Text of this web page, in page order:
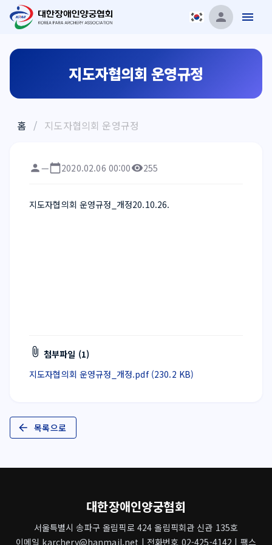
지도자협의회 운영규정
홈 / 지도자협의회 운영규정
— 2020.02.06 00:00 255
지도자협의회 운영규정_개정20.10.26.
첨부파일 (1)
지도자협의회 운영규정_개정.pdf (230.2 KB)
목록으로
대한장애인양궁협회
서울특별시 송파구 올림픽로 424 올림픽회관 신관 135호
이메일 karchery@hanmail.net | 전화번호 02-425-4142 | 팩스